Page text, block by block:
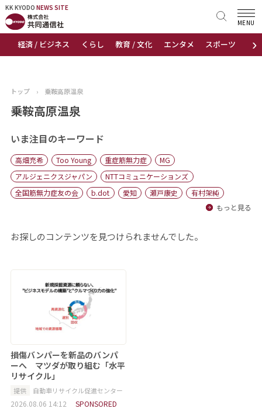
KK KYODO NEWS SITE
›
経済 / ビジネス くらし 教育 / 文化 エンタメ スポーツ 地域
MENU
KK KYODONEWS SITE
トップページ
ニュース
おすすめコンテンツ
出版物
会社概要
トップ › 乗鞍高原温泉
乗鞍高原温泉
いま注目のキーワード
高畑充希 Too Young 重症筋無力症
MG
アルジェニクスジャパン
NTTコミュニケーションズ
全国筋無力症友の会
b.dot 愛知 瀬戸康史
有村架純
もっと見る
お探しのコンテンツを見つけられませんでした。
損傷バンパーを新品のバンパ
ーへ マツダが取り組む「水平
リサイクル」
提供 自動車リサイクル促進センター
2026.08.06 14:12
SPONSORED